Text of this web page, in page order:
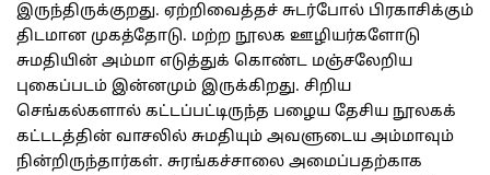
இருந்திருக்குறது. ஏற்றிவைத்தச் சுடர்போல் பிரகாசிக்கும்
திடமான முகத்தோடு. மற்ற நூலக ஊழியர்களோடு
சுமதியின் அம்மா எடுத்துக் கொண்ட மஞ்சலேறிய
புகைப்படம் இன்னமும் இருக்கிறது. சிறிய
செங்கல்களால் கட்டப்பட்டிருந்த பழைய தேசிய நூலகக்
கட்டடத்தின் வாசலில் சுமதியும் அவளுடைய அம்மாவும்
நின்றிருந்தார்கள். சுரங்கச்சாலை அமைப்பதற்காக